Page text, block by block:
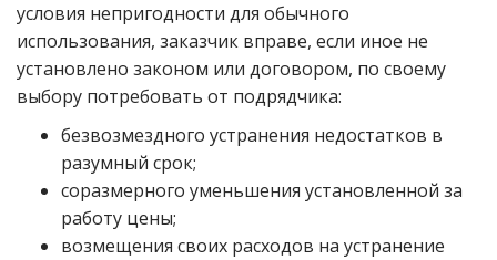
условия непригодности для обычного
использования, заказчик вправе, если иное не
установлено законом или договором, по своему
выбору потребовать от подрядчика:
безвозмездного устранения недостатков в
разумный срок;
соразмерного уменьшения установленной за
работу цены;
возмещения своих расходов на устранение